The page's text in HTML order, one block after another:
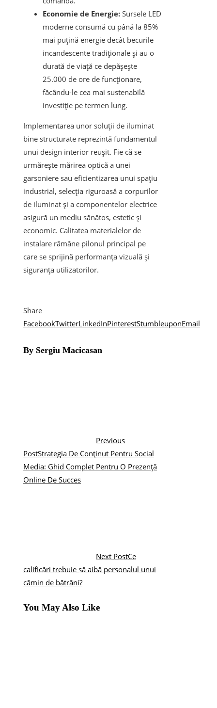
Economie de Energie: Sursele LED
moderne consumă cu până la 85%
mai puțină energie decât becurile
incandescente tradiționale și au o
durată de viață ce depășește
25.000 de ore de funcționare,
făcându-le cea mai sustenabilă
investiție pe termen lung.
Implementarea unor soluții de iluminat
bine structurate reprezintă fundamentul
unui design interior reușit. Fie că se
urmărește mărirea optică a unei
garsoniere sau eficientizarea unui spațiu
industrial, selecția riguroasă a corpurilor
de iluminat și a componentelor electrice
asigură un mediu sănătos, estetic și
economic. Calitatea materialelor de
instalare rămâne pilonul principal pe
care se sprijină performanța vizuală și
siguranța utilizatorilor.
Share
FacebookTwitterLinkedInPinterestStumbleuponEmail
By Sergiu Macicasan
Previous
PostStrategia De Conținut Pentru Social
Media: Ghid Complet Pentru O Prezență
Online De Succes
Next PostCe
calificări trebuie să aibă personalul unui
cămin de bătrâni?
You May Also Like